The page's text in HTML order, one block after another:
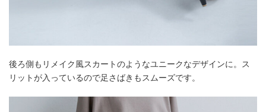
後ろ側もリメイク風スカートのようなユニークなデザインに。ス
リットが入っているので足さばきもスムーズです。